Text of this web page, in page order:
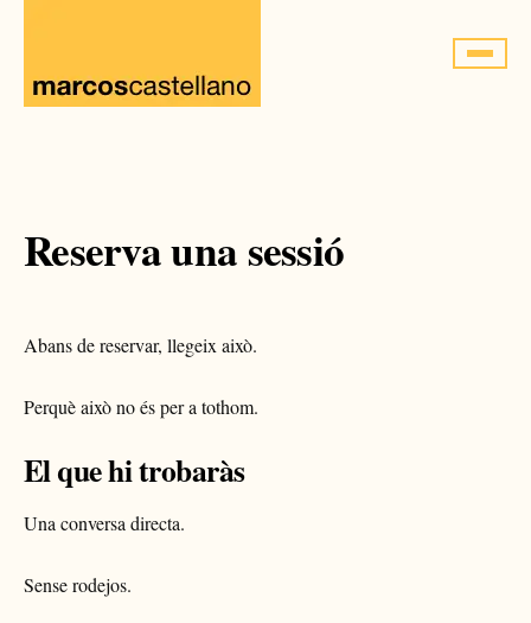
contenido
Reserva una sessió
Abans de reservar, llegeix això.
Perquè això no és per a tothom.
El que hi trobaràs
Una conversa directa.
Sense rodejos.